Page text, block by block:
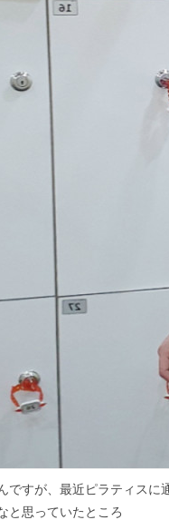
すが、最近ピラティスに
と思っていたところ